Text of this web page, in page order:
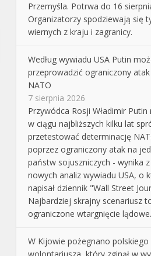
Przemyśla. Potrwa do 16
Organizatorzy spodziewają się
wiernych z kraju i zagranicy.
Według wywiadu USA Putin
przeprowadzić ograniczony
NATO
7 sierpnia 2026
Przywódca Rosji Władimir Putin
w ciągu najbliższych kilku lat
przetestować determinację
poprzez ograniczony atak na
państw sojuszniczych - wynika z
nowych analiz wywiadu USA, o
napisał dziennik "Wall Street
Najbardziej skrajny scenariusz
ograniczone wtargnięcie lądowe.
W Kijowie pożegnano polskiego